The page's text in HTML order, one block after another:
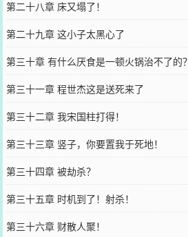
第二十八章 床又塌了！
第二十九章 这小子太黑心了
第三十章 有什么厌食是一顿火锅治不了的？
第三十一章 程世杰这是送死来了
第三十二章 我宋国柱打得！
第三十三章 竖子，你要置我于死地！
第三十四章 被劫杀？
第三十五章 时机到了！射杀！
第三十六章 财散人聚！